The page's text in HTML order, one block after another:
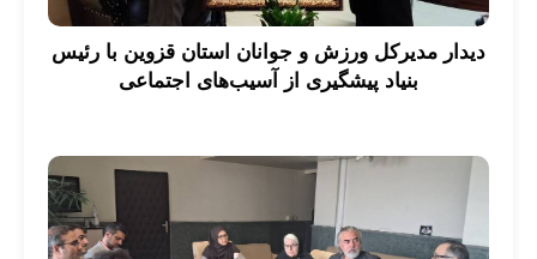
دیدار مدیرکل ورزش و جوانان استان قزوین با رئیس
بنیاد پیشگیری از آسیب‌های اجتماعی